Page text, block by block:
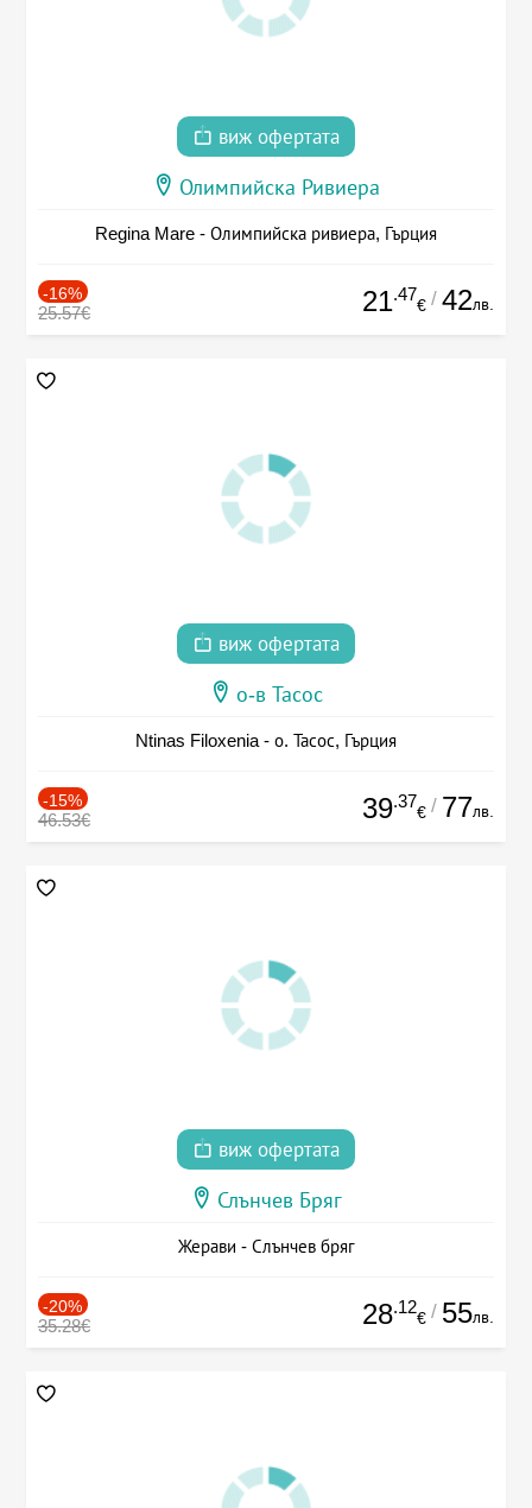
виж офертата
Олимпийска Ривиера
Regina Mare - Олимпийска ривиера, Гърция
-16%
25.57€ 21.47
€ / 42лв.
виж офертата
о-в Тасос
Ntinas Filoxenia - о. Тасос, Гърция
-15%
46.53€ 39.37
€ / 77лв.
виж офертата
Слънчев Бряг
Жерави - Слънчев бряг
-20%
35.28€ 28.12
€ / 55лв.